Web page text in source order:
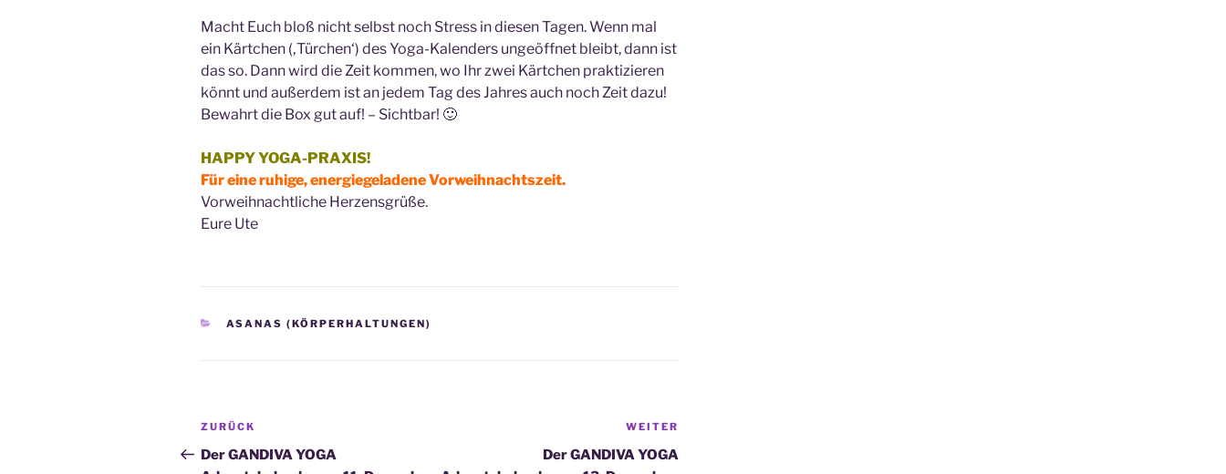
Macht Euch bloß nicht selbst noch Stress in diesen Tagen. Wenn mal
ein Kärtchen (‚Türchen‘) des Yoga-Kalenders ungeöffnet bleibt, dann ist
das so. Dann wird die Zeit kommen, wo Ihr zwei Kärtchen praktizieren
könnt und außerdem ist an jedem Tag des Jahres auch noch Zeit dazu!
Bewahrt die Box gut auf! – Sichtbar! 🙂
HAPPY YOGA-PRAXIS!
Für eine ruhige, energiegeladene Vorweihnachtszeit.
Vorweihnachtliche Herzensgrüße.
Eure Ute
KATEGORIEN
ASANAS (KÖRPERHALTUNGEN)
Beitragsnavigation
Vorheriger
Beitrag
ZURÜCK
Der GANDIVA YOGA
WEITER
Der GANDIVA YOGA